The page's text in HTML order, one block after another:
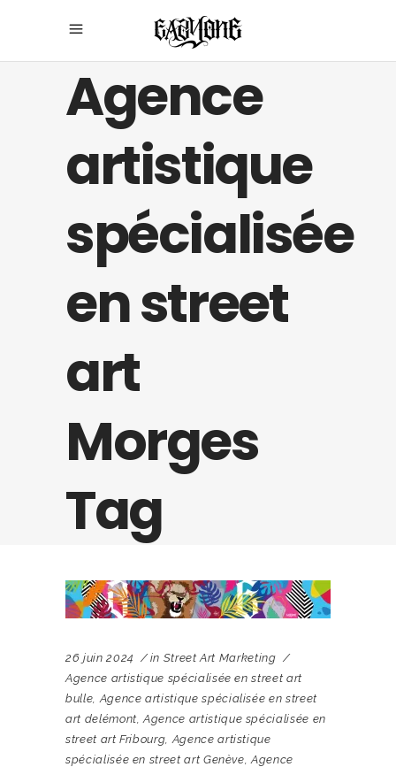
Agence
artistique
spécialisée
en street
art
Morges
Tag
26 juin 2024 in Street Art Marketing
Agence artistique spécialisée en street art
bulle,Agence artistique spécialisée en street
art delémont,Agence artistique spécialisée en
street art Fribourg,Agence artistique
spécialisée en street art Genève,Agence